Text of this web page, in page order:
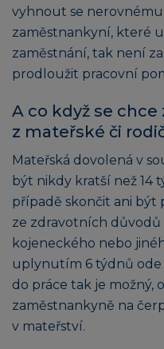
vyhnout se
zaměstnankyní, které
zaměstnání, tak není
prodloužit pracovní
A co když se
z mateřské či
Mateřská dovolená v
být nikdy kratší než 14
případě skončit ani být
ze zdravotních důvodů
kojeneckého nebo
uplynutím 6 týdnů
do práce tak je možný,
zaměstnankyně na
v mateřství.